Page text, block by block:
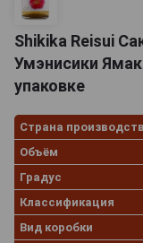
Shikika Reisui
Умэнисики
упаковке
Страна
Объём
Градус
Классификация
Вид коробки